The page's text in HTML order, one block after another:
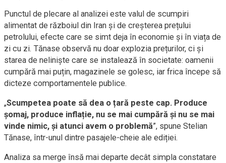
Punctul de plecare al analizei este valul de scumpiri
alimentat de războiul din Iran și de creșterea prețului
petrolului, efecte care se simt deja în economie și în viața de
zi cu zi. Tănase observă nu doar explozia prețurilor, ci și
starea de neliniște care se instalează în societate: oamenii
cumpără mai puțin, magazinele se golesc, iar frica începe să
dicteze comportamentele publice.
„Scumpetea poate să dea o țară peste cap. Produce
șomaj, produce inflație, nu se mai cumpără și nu se mai
vinde nimic, și atunci avem o problemă”, spune Stelian
Tănase, într-unul dintre pasajele-cheie ale ediției.
Analiza sa merge însă mai departe decât simpla constatare